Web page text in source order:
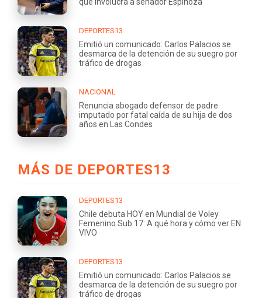
que involucra a senador Espinoza
DEPORTES13
Emitió un comunicado: Carlos Palacios se
desmarca de la detención de su suegro por
tráfico de drogas
NACIONAL
Renuncia abogado defensor de padre
imputado por fatal caída de su hija de dos
años en Las Condes
MÁS DE DEPORTES13
DEPORTES13
Chile debuta HOY en Mundial de Voley
Femenino Sub 17: A qué hora y cómo ver EN
VIVO
DEPORTES13
Emitió un comunicado: Carlos Palacios se
desmarca de la detención de su suegro por
tráfico de drogas